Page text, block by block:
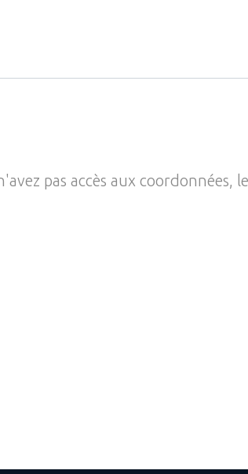
pas accès aux coordonnées,